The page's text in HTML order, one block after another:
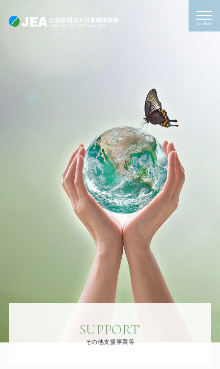
SUPPORT
その他支援事業等